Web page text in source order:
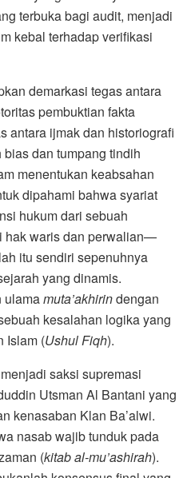
terbuka bagi audit, menjadi
kebal terhadap verifikasi
demarkasi tegas antara
pembuktian fakta
antara ijmak dan historiografi
dan tumpang tindih
menentukan keabsahan
dipahami bahwa syariat
hukum dari sebuah
waris dan perwalian—
itu sendiri sepenuhnya
yang dinamis.
ulamamuta’akhirindengan
kesalahan logika yang
Islam (Ushul Fiqh).
saksi supremasi
Utsman Al Bantani yang
kenasaban Klan Ba’alwi.
nasab wajib tunduk pada
(kitab al-mu’ashirah).